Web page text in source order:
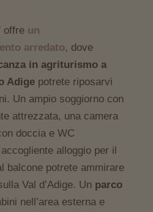
offreun
arredato, dove
in agriturismo a
Adigepotrete riposarvi
Un ampio soggiorno con
attrezzata, una camera
doccia e WC
alloggio per il
balcone potrete ammirare
Val d’Adige. Un parco
nell’area esterna e